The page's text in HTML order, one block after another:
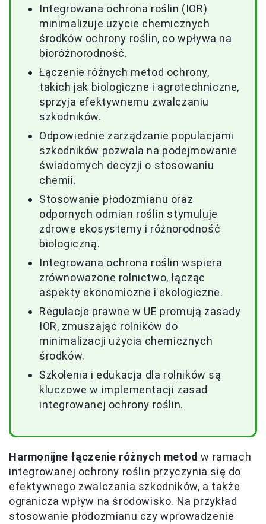
Integrowana ochrona roślin (IOR)
minimalizuje użycie chemicznych
środków ochrony roślin, co wpływa na
bioróżnorodność.
Łączenie różnych metod ochrony,
takich jak biologiczne i agrotechniczne,
sprzyja efektywnemu zwalczaniu
szkodników.
Odpowiednie zarządzanie populacjami
szkodników pozwala na podejmowanie
świadomych decyzji o stosowaniu
chemii.
Stosowanie płodozmianu oraz
odpornych odmian roślin stymuluje
zdrowe ekosystemy i różnorodność
biologiczną.
Integrowana ochrona roślin wspiera
zrównoważone rolnictwo, łącząc
aspekty ekonomiczne i ekologiczne.
Regulacje prawne w UE promują zasady
IOR, zmuszając rolników do
minimalizacji użycia chemicznych
środków.
Szkolenia i edukacja dla rolników są
kluczowe w implementacji zasad
integrowanej ochrony roślin.
Harmonijne łączenie różnych metod w ramach
integrowanej ochrony roślin przyczynia się do
efektywnego zwalczania szkodników, a także
ogranicza wpływ na środowisko. Na przykład
stosowanie płodozmianu czy wprowadzenie